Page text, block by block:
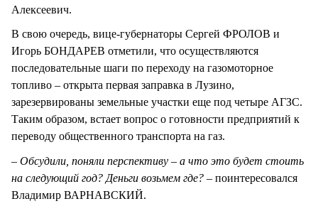
Алексеевич.
В свою очередь, вице-губернаторы Сергей ФРОЛОВ и
Игорь БОНДАРЕВ отметили, что осуществляются
последовательные шаги по переходу на газомоторное
топливо – открыта первая заправка в Лузино,
зарезервированы земельные участки еще под четыре АГЗС.
Таким образом, встает вопрос о готовности предприятий к
переводу общественного транспорта на газ.
– Обсудили, поняли перспективу – а что это будет стоить
на следующий год? Деньги возьмем где? – поинтересовался
Владимир ВАРНАВСКИЙ.